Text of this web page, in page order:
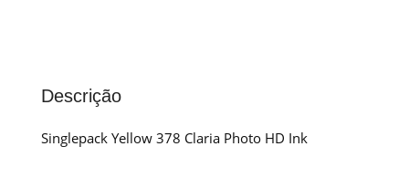
Descrição
Singlepack Yellow 378 Claria Photo HD Ink